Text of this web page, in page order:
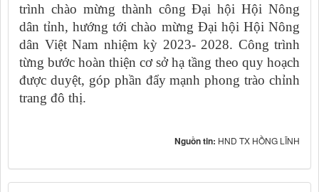
trình chào mừng thành công Đại hội Hội Nông
dân tỉnh, hướng tới chào mừng Đại hội Hội Nông
dân Việt Nam nhiệm kỳ 2023- 2028. Công trình
từng bước hoàn thiện cơ sở hạ tầng theo quy hoạch
được duyệt, góp phần đẩy mạnh phong trào chỉnh
trang đô thị.
Nguồn tin: HND TX HỒNG LĨNH